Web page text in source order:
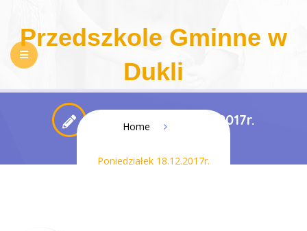
Przedszkole Gminne w
Dukli
NASZE PRZEDSZKOLE REKRUTACJA
Poniedziałek 18.12.2017r.
Home
Poniedziałek 18.12.2017r.